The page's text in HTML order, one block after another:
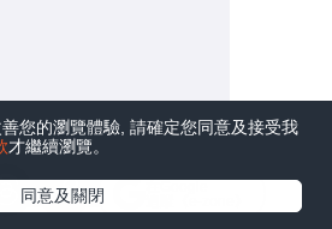
您的瀏覽體驗, 請確定您同意及接受我
才繼續瀏覽。
同意及關閉